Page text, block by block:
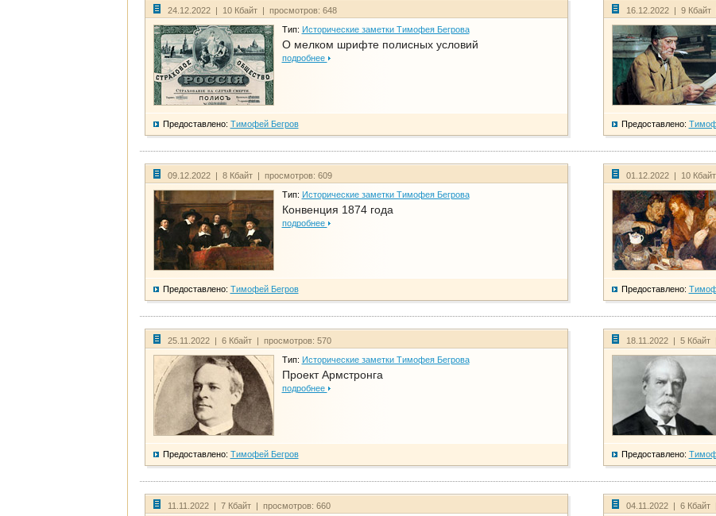
24.12.2022 | 10 Кбайт | просмотров: 648
Тип: Исторические заметки Тимофея Бегрова
О мелком шрифте полисных условий
подробнее
Предоставлено: Тимофей Бегров
16.12.2022 | 9 Кбайт
Предоставлено:
09.12.2022 | 8 Кбайт | просмотров: 609
Тип: Исторические заметки Тимофея Бегрова
Конвенция 1874 года
подробнее
Предоставлено: Тимофей Бегров
01.12.2022 | 10
Предоставлено:
25.11.2022 | 6 Кбайт | просмотров: 570
Тип: Исторические заметки Тимофея Бегрова
Проект Армстронга
подробнее
Предоставлено: Тимофей Бегров
18.11.2022 | 5 Кбайт
Предоставлено:
11.11.2022 | 7 Кбайт | просмотров: 660 04.11.2022 | 6 Кбайт